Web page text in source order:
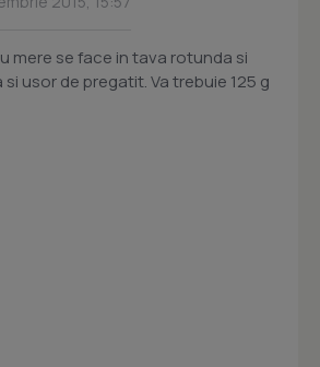
mere se face in tava rotunda si
usor de pregatit. Va trebuie 125 g